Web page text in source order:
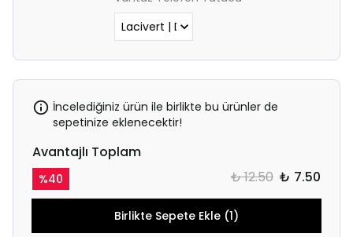
İncelediğiniz ürün ile birlikte bu ürünler de
sepetinize eklenecektir!
Avantajlı Toplam
%40 ₺ 12.50 ₺ 7.50
Birlikte Sepete Ekle (1)